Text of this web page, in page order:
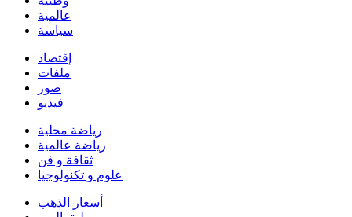
عالمية
سياسة
إقتصاد
ملفات
صور
فيديو
رياضة محلية
رياضة عالمية
ثقافة و فن
علوم و تكنولوجيا
أسعار الذهب